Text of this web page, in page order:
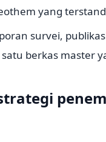
yang
survei,
berkas master